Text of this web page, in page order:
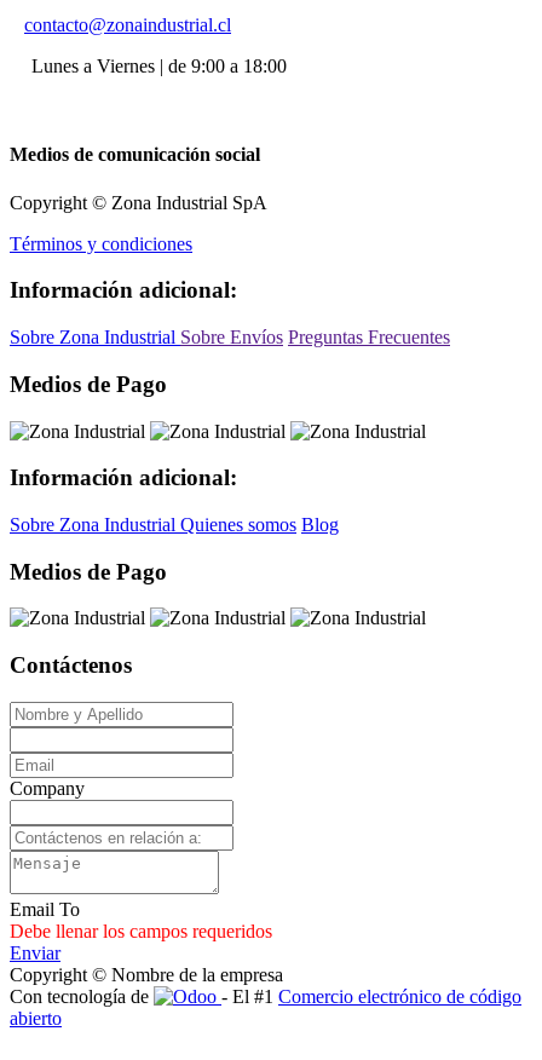
contacto@zonaindustrial.cl
Lunes a Viernes | de 9:00 a 18:00
Medios de comunicación social
Copyright © Zona Industrial SpA
Términos y condiciones
Información adicional:
Sobre Zona Industrial Sobre Envíos Preguntas Frecuentes
Medios de Pago
Información adicional:
Sobre Zona Industrial Quienes somos Blog
Medios de Pago
Contáctenos
Company
Email To
Debe llenar los campos requeridos
Enviar
Copyright © Nombre de la empresa
Con tecnología de
- El #1 Comercio electrónico de código
abierto